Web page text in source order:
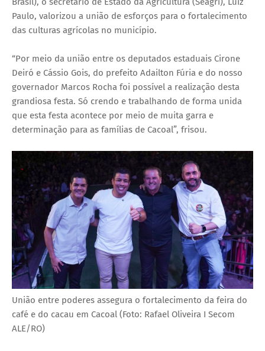
Paulo, valorizou a união de esforços para o fortalecimento
das culturas agrícolas no município.
“Por meio da união entre os deputados estaduais Cirone
Deiró e Cássio Gois, do prefeito Adailton Fúria e do nosso
governador Marcos Rocha foi possível a realização desta
grandiosa festa. Só crendo e trabalhando de forma unida
que esta festa acontece por meio de muita garra e
determinação para as famílias de Cacoal”, frisou.
União entre poderes assegura o fortalecimento da feira do
café e do cacau em Cacoal (Foto: Rafael Oliveira I Secom
ALE/RO)